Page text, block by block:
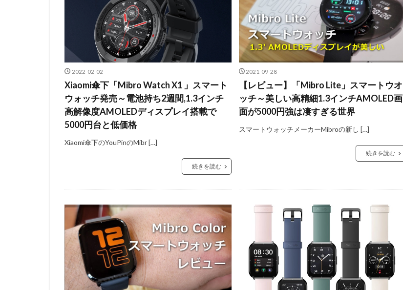
2022-02-02
Xiaomi傘下「Mibro Watch X1 」スマート
ウォッチ発売～電池持ち2週間,1.3インチ
高解像度AMOLEDディスプレイ搭載で
5000円台と低価格
Xiaomi傘下のYouPinのMibr […]
続きを読む
2021-09-28
【レビュー】「Mibro Lite」スマートウオ
ッチ～美しい高精細1.3インチAMOLED画
面が5000円強は凄すぎる世界
スマートウォッチメーカーMibroの新し […]
続きを読む